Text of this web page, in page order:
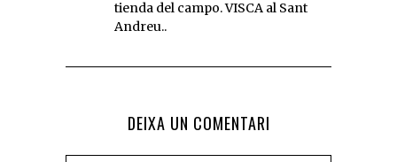
tienda del campo. VISCA al Sant
Andreu..
DEIXA UN COMENTARI